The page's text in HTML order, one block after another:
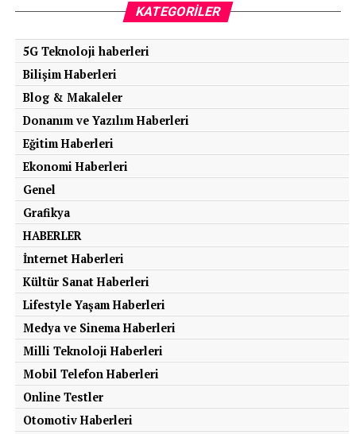
KATEGORILER
5G Teknoloji haberleri
Bilişim Haberleri
Blog & Makaleler
Donanım ve Yazılım Haberleri
Eğitim Haberleri
Ekonomi Haberleri
Genel
Grafikya
HABERLER
İnternet Haberleri
Kültür Sanat Haberleri
Lifestyle Yaşam Haberleri
Medya ve Sinema Haberleri
Milli Teknoloji Haberleri
Mobil Telefon Haberleri
Online Testler
Otomotiv Haberleri